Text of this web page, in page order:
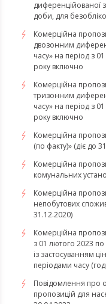
диференційованої
доби, для
Комерційна
двозонним
часу» на період з
року включно
Комерційна
тризонним
часу» на період з
року включно
Комерційна
(по факту)» (діє до
Комерційна
комунальних
Комерційна
непобутових
31.12.2020)
Комерційна
з 01 лютого 2023
із застосуванням
періодами часу
Повідомлення про
пропозицій для